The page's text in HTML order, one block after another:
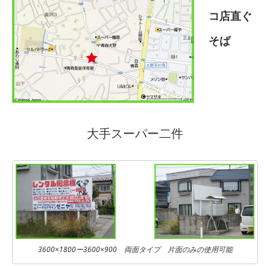
コ店直ぐ
そば
大手スーパー二件
3600×1800ー3600×900 両面タイプ 片面のみの使用可能